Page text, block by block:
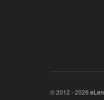
© 2012 - 2026